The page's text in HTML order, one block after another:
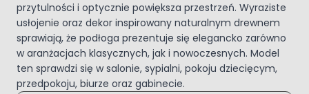
przytulności i optycznie powiększa przestrzeń. Wyraziste
usłojenie oraz dekor inspirowany naturalnym drewnem
sprawiają, że podłoga prezentuje się elegancko zarówno
w aranżacjach klasycznych, jak i nowoczesnych. Model
ten sprawdzi się w salonie, sypialni, pokoju dziecięcym,
przedpokoju, biurze oraz gabinecie.